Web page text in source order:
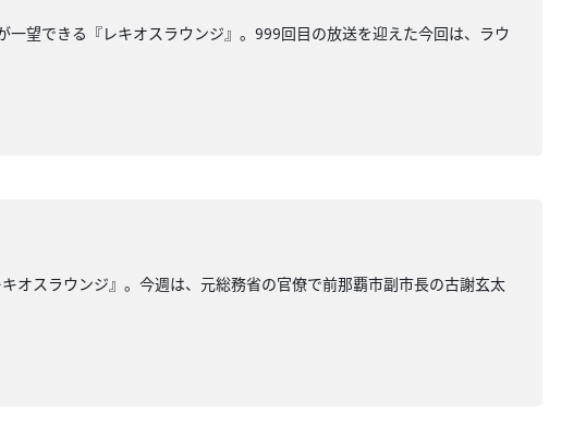
望できる『レキオスラウンジ』。999回目の放送を迎えた今回は、ラウ
オスラウンジ』。今週は、元総務省の官僚で前那覇市副市長の古謝玄太